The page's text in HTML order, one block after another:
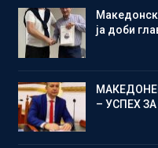
ја доби
– УСПЕХ